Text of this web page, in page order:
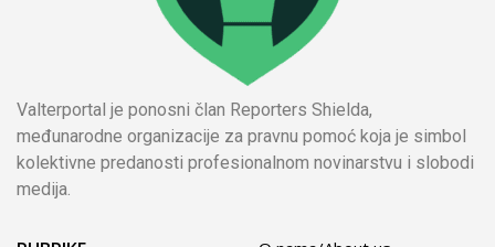
Valterportal je ponosni član Reporters Shielda,
međunarodne organizacije za pravnu pomoć koja je simbol
kolektivne predanosti profesionalnom novinarstvu i slobodi
medija.